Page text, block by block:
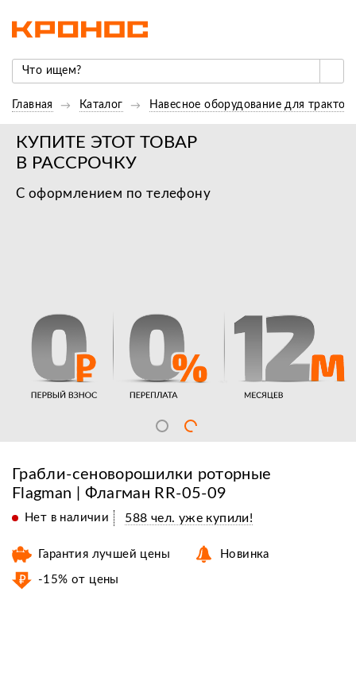
Главная Каталог Навесное оборудование для
КУПИТЕ ЭТОТ ТОВАР
В РАССРОЧКУ
С оформлением по телефону
Грабли-сеноворошилки роторные
Flagman | Флагман RR-05-09
Нет в наличии 588 чел. уже купили!
Гарантия лучшей цены Новинка
-15% от цены